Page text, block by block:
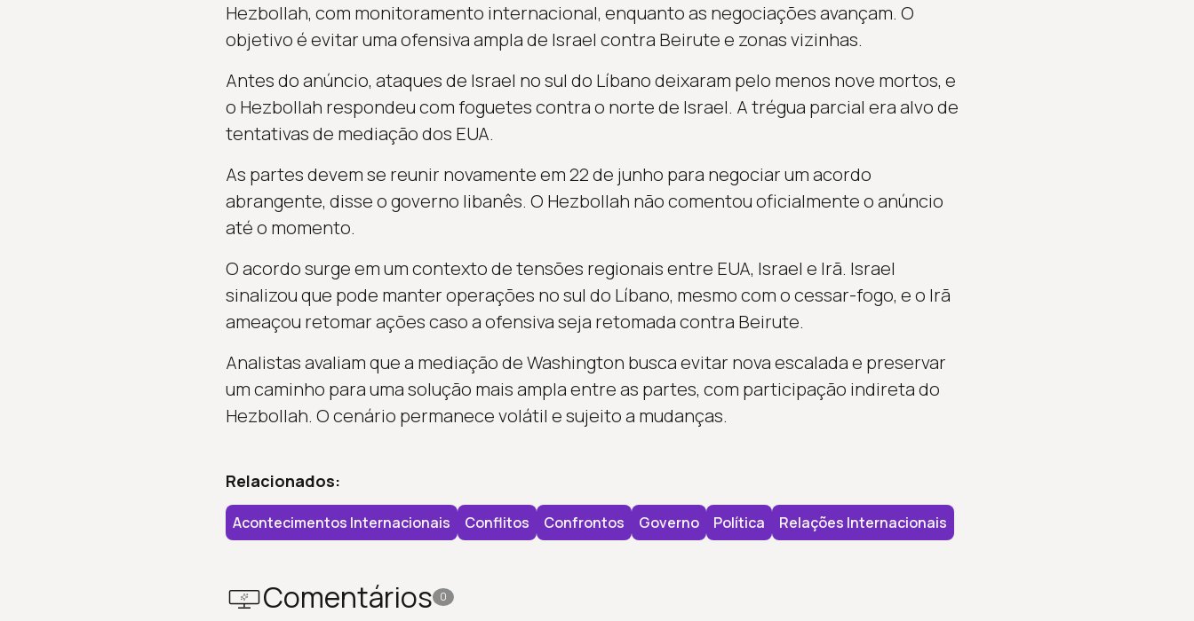
Hezbollah, com monitoramento internacional, enquanto as negociações avançam. O
objetivo é evitar uma ofensiva ampla de Israel contra Beirute e zonas vizinhas.
Antes do anúncio, ataques de Israel no sul do Líbano deixaram pelo menos nove mortos, e
o Hezbollah respondeu com foguetes contra o norte de Israel. A trégua parcial era alvo de
tentativas de mediação dos EUA.
As partes devem se reunir novamente em 22 de junho para negociar um acordo
abrangente, disse o governo libanês. O Hezbollah não comentou oficialmente o anúncio
até o momento.
O acordo surge em um contexto de tensões regionais entre EUA, Israel e Irã. Israel
sinalizou que pode manter operações no sul do Líbano, mesmo com o cessar-fogo, e o Irã
ameaçou retomar ações caso a ofensiva seja retomada contra Beirute.
Analistas avaliam que a mediação de Washington busca evitar nova escalada e preservar
um caminho para uma solução mais ampla entre as partes, com participação indireta do
Hezbollah. O cenário permanece volátil e sujeito a mudanças.
Relacionados:
Acontecimentos Internacionais Conflitos Confrontos Governo Política Relações Internacionais
Comentários 0